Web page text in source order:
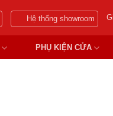
Hệ thống showroom
PHỤ KIỆN CỬA